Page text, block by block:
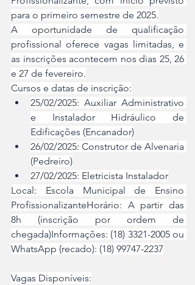
para o primeiro semestre de 2025.
A oportunidade de qualificação
profissional oferece vagas limitadas, e
as inscrições acontecem nos dias 25, 26
e 27 de fevereiro.
Cursos e datas de inscrição:
25/02/2025: Auxiliar Administrativo
e Instalador Hidráulico de
Edificações (Encanador)
26/02/2025: Construtor de Alvenaria
(Pedreiro)
27/02/2025: Eletricista Instalador
Local: Escola Municipal de Ensino
ProfissionalizanteHorário: A partir das
8h (inscrição por ordem de
chegada)Informações: (18) 3321-2005 ou
WhatsApp (recado): (18) 99747-2237
Vagas Disponíveis: